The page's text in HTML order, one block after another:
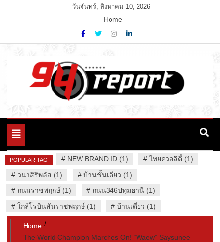
วันจันทร์, สิงหาคม 10, 2026
Home
94 Report.com
Variety News
Toggle
POPULAR TAG # NEW BRAND ID (1) #ไทยควอลิตี้ (1)
# วนาสิริพลัส (1) # บ้านชั้นเดียว (1)
# ถนนราชพฤกษ์ (1) # ถนน346ปทุมธานี (1)
# ใกล้โรบินสันราชพฤกษ์ (1) # บ้านเดี่ยว (1)
Home
The World Champion Marches On! “Waew” Saysunee